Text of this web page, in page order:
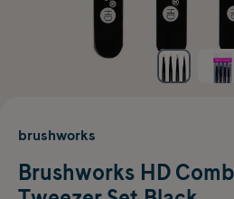
brushworks
Brushworks HD